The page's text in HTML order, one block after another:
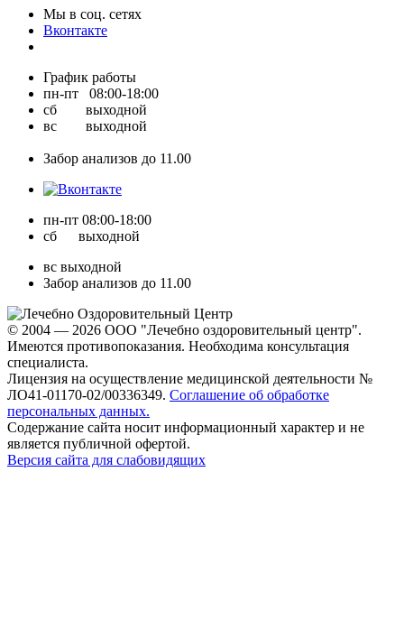
Мы в соц. сетях
Вконтакте
График работы
пн-пт 08:00-18:00
cб выходной
вс выходной
Забор анализов до 11.00
пн-пт 08:00-18:00
cб выходной
вс выходной
Забор анализов до 11.00
© 2004 — 2026 ООО "Лечебно оздоровительный центр".
Имеются противопоказания. Необходима консультация
специалиста.
Лицензия на осуществление медицинской деятельности №
ЛО41-01170-02/00336349. Соглашение об обработке
персональных данных.
Содержание сайта носит информационный характер и не
является публичной офертой.
Версия сайта для слабовидящих